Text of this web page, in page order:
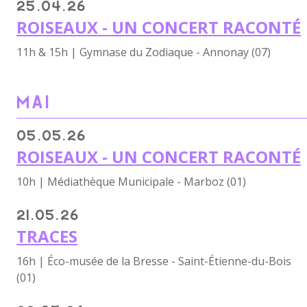
25.04.26
ROISEAUX - UN CONCERT RACONTÉ
11h & 15h | Gymnase du Zodiaque - Annonay (07)
MAI
05.05.26
ROISEAUX - UN CONCERT RACONTÉ
10h | Médiathèque Municipale - Marboz (01)
21.05.26
TRACES
16h | Éco-musée de la Bresse - Saint-Étienne-du-Bois
(01)